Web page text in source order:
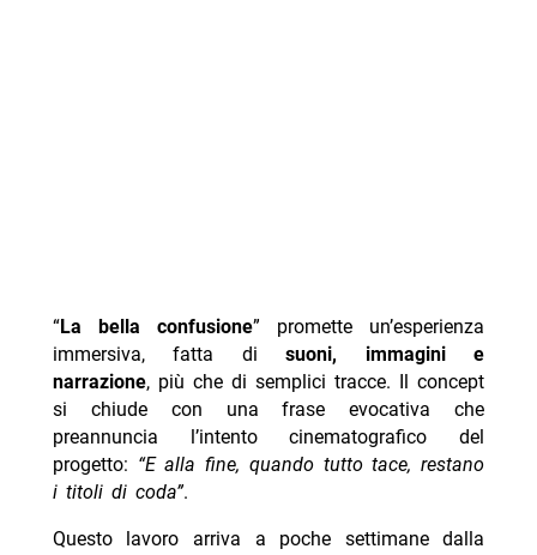
“La bella confusione” promette un’esperienza
immersiva, fatta disuoni, immagini e
narrazione, più che di semplici tracce. Il concept
si chiude con una frase evocativa che
preannuncia l’intento cinematografico del
progetto: “E alla fine, quando tutto tace, restano
i titoli di coda”.
Questo lavoro arriva a poche settimane dalla